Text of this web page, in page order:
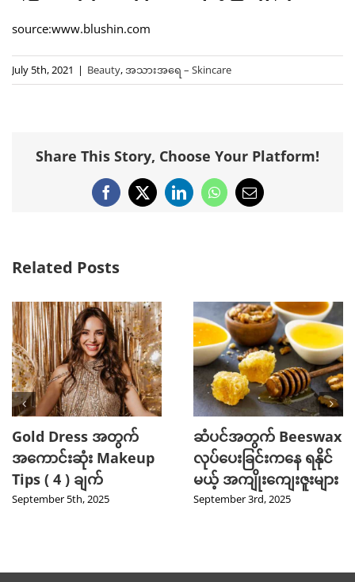
source:www.blushin.com
July 5th, 2021 | Beauty,အသားအရေ – Skincare
Share This Story, Choose Your Platform!
Facebook
X LinkedInWhatsApp
Email
Related Posts
Gold Dress အတွက်
အကောင်းဆုံး Makeup
Tips ( 4 ) ချက်
September 5th, 2025
ဆံပင်အတွက် Beeswax
လုပ်ပေးခြင်းကနေ ရနိုင်
မယ့် အကျိုးကျေးဇူးများ
September 3rd, 2025